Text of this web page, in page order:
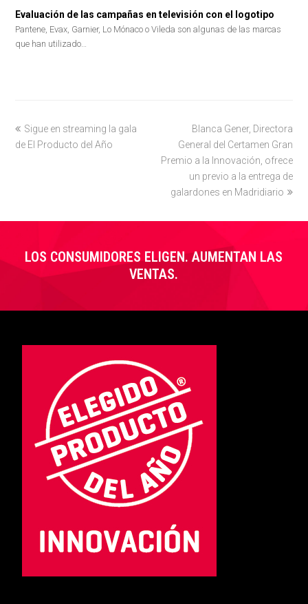
Evaluación de las campañas en televisión con el logotipo
Pantene, Evax, Garnier, Lo Mónaco o Vileda son algunas de las marcas
que han utilizado…
previous
post:
Sigue en streaming la gala
de El Producto del Año
next
post:
Blanca Gener, Directora
General del Certamen Gran
Premio a la Innovación, ofrece
un previo a la entrega de
galardones en Madridiario
LOS CONSUMIDORES ELIGEN. AUMENTAN LAS
VENTAS.